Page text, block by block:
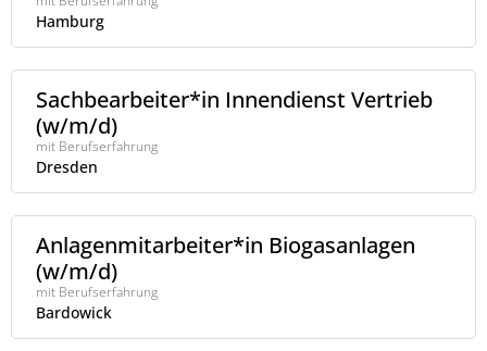
Hamburg
Sachbearbeiter*in Innendienst Vertrieb
(w/m/d)
mit Berufserfahrung
Dresden
Anlagenmitarbeiter*in Biogasanlagen
(w/m/d)
mit Berufserfahrung
Bardowick